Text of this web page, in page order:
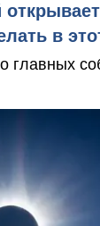
в
главных